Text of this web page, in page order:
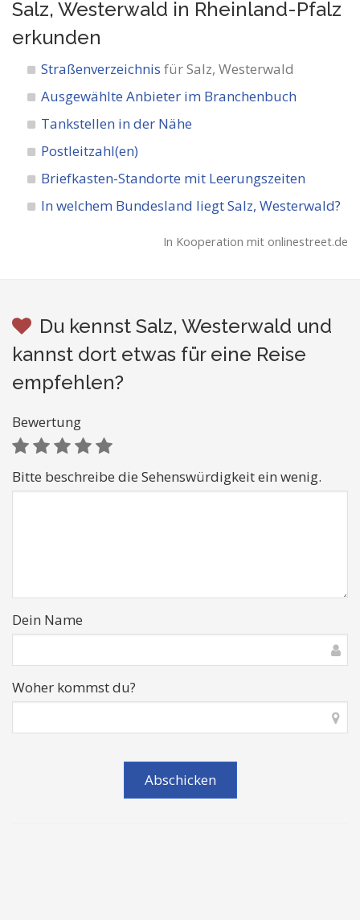
Salz, Westerwald in Rheinland-Pfalz
erkunden
Straßenverzeichnis für Salz, Westerwald
Ausgewählte Anbieter im Branchenbuch
Tankstellen in der Nähe
Postleitzahl(en)
Briefkasten-Standorte mit Leerungszeiten
In welchem Bundesland liegt Salz, Westerwald?
In Kooperation mit onlinestreet.de
Du kennst Salz, Westerwald und
kannst dort etwas für eine Reise
empfehlen?
Bewertung
Bitte beschreibe die Sehenswürdigkeit ein wenig.
Dein Name
Woher kommst du?